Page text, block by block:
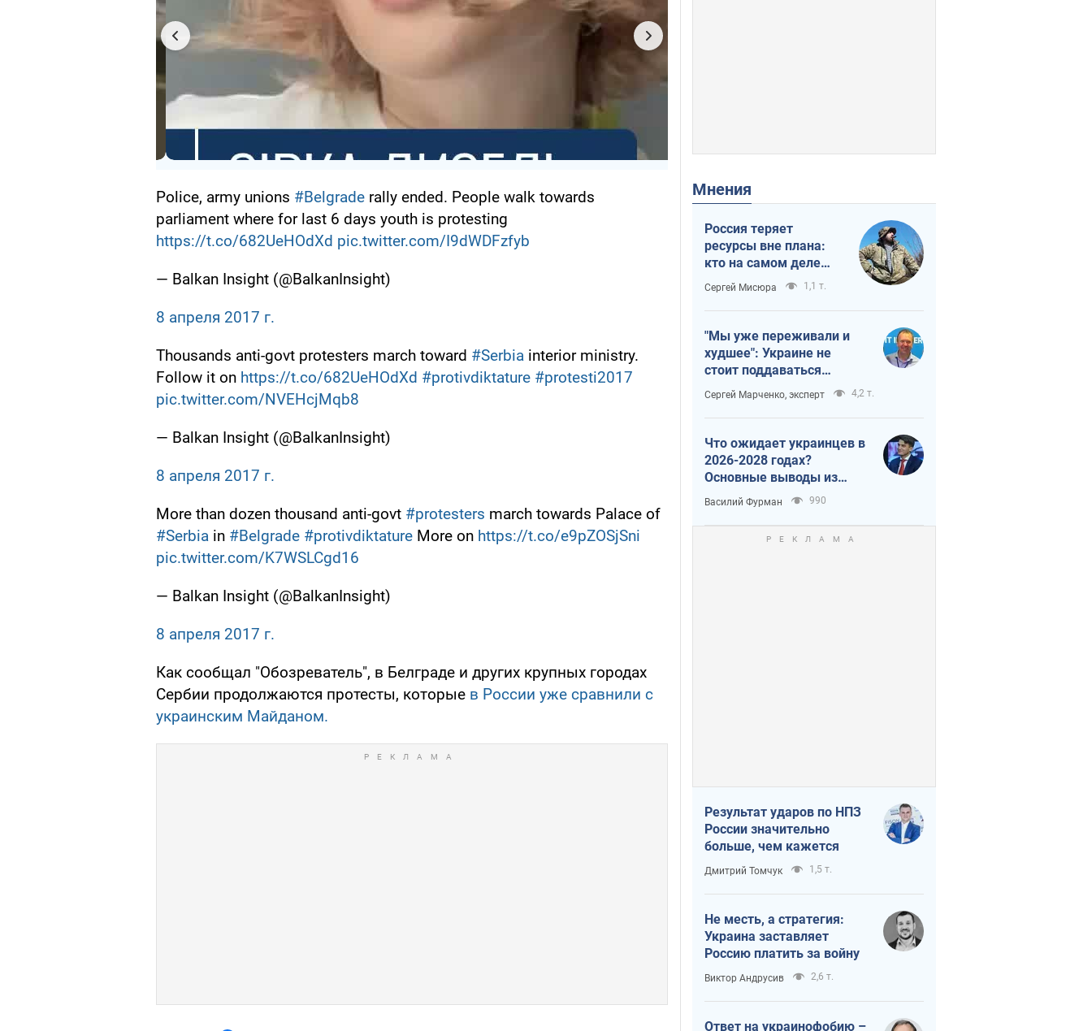
Police, army unions #Belgrade rally ended. People walk towards
parliament where for last 6 days youth is protesting
https://t.co/682UeHOdXd pic.twitter.com/I9dWDFzfyb
— Balkan Insight (@BalkanInsight)
8 апреля 2017 г.
Thousands anti-govt protesters march toward #Serbia interior ministry.
Follow it on https://t.co/682UeHOdXd #protivdiktature #protesti2017
pic.twitter.com/NVEHcjMqb8
— Balkan Insight (@BalkanInsight)
8 апреля 2017 г.
More than dozen thousand anti-govt #protesters march towards Palace of
#Serbia in #Belgrade #protivdiktature More on https://t.co/e9pZOSjSni
pic.twitter.com/K7WSLCgd16
— Balkan Insight (@BalkanInsight)
8 апреля 2017 г.
Как сообщал "Обозреватель", в Белграде и других крупных городах
Сербии продолжаются протесты, которые в России уже сравнили с
украинским Майданом.
Мнения
Россия теряет
ресурсы вне плана:
кто на самом деле
диктует темп войны
Сергей Мисюра 1,1 т.
"Мы уже переживали и
худшее": Украине не
стоит поддаваться
отчаянию из-за
ракетного террора
Сергей Марченко, эксперт 4,2 т.
Что ожидает украинцев в
2026-2028 годах?
Основные выводы из
новых прогнозов от НБУ
Василий Фурман 990
Результат ударов по НПЗ
России значительно
больше, чем кажется
Дмитрий Томчук 1,5 т.
Не месть, а стратегия:
Украина заставляет
Россию платить за войну
Виктор Андрусив 2,6 т.
Ответ на украинофобию –